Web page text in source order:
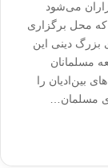
می‌شود
محل برگزاری
دینی این
مسلمانان
بین‌ادیان را
مسلمان…